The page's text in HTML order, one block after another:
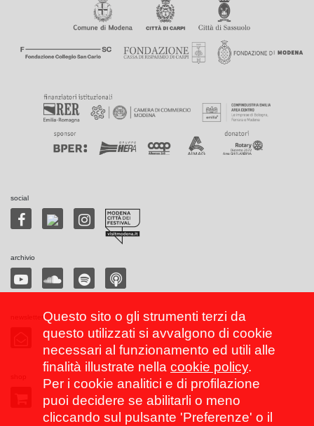
social
archivio
Questo sito o gli strumenti terzi da
questo utilizzati si avvalgono di cookie
necessari al funzionamento ed utili alle
finalità illustrate nella cookie policy.
Per i cookie analitici e di profilazione
puoi decidere se abilitarli o meno
cliccando sul pulsante 'Preferenze' o il